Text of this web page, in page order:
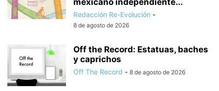
mexicano independiente...
Redacción Re-Evolución -
8 de agosto de 2026
Off the Record: Estatuas, baches
y caprichos
Off The Record - 8 de agosto de 2026